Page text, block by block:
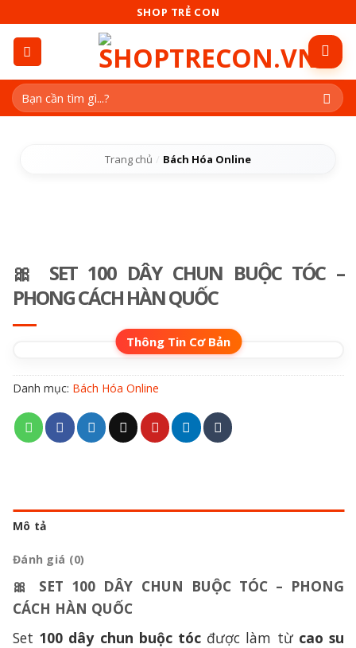
content
SHOP TRẺ CON
Tìm
kiếm:
Trang chủ Bách Hóa Online
🎀 SET 100 DÂY CHUN BUỘC TÓC –
PHONG CÁCH HÀN QUỐC
Danh mục: Bách Hóa Online
Mô tả
Đánh giá (0)
🎀 SET 100 DÂY CHUN BUỘC TÓC – PHONG
CÁCH HÀN QUỐC
Set 100 dây chun buộc tóc được làm từ cao su